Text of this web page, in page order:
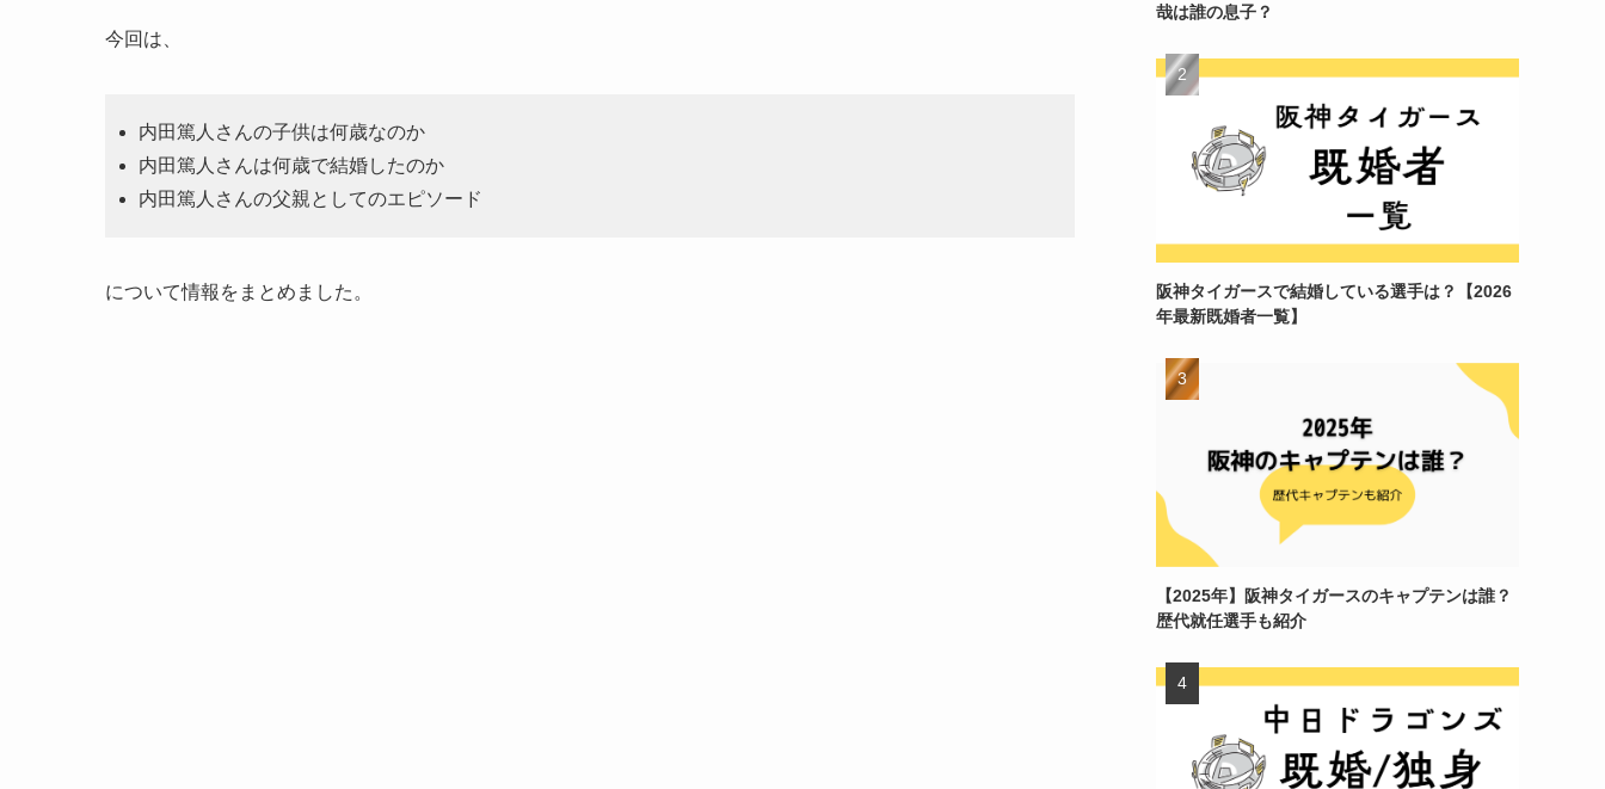
今回は、
内田篤人さんの子供は何歳なのか
内田篤人さんは何歳で結婚したのか
内田篤人さんの父親としてのエピソード
について情報をまとめました。
哉は誰の息子？
阪神タイガースで結婚している選手は？【2026
年最新既婚者一覧】
【2025年】阪神タイガースのキャプテンは誰？
歴代就任選手も紹介